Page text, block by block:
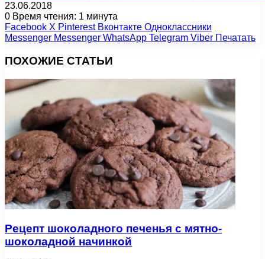
23.06.2018
0 Время чтения: 1 минута
Facebook X Pinterest Вконтакте Одноклассники
Messenger Messenger WhatsApp Telegram Viber Печатать
ПОХОЖИЕ СТАТЬИ
Рецепт шоколадного печенья с мятно-
шоколадной начинкой